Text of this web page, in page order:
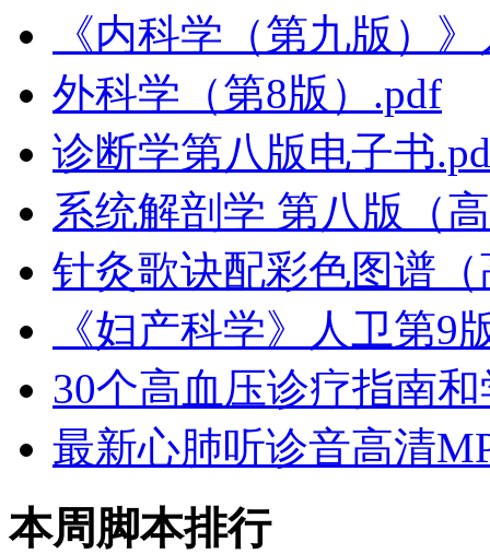
《内科学（第九版）
外科学（第8版）.pdf
诊断学第八版电子书
系统解剖学 第八版（
针灸歌诀配彩色图谱
《妇产科学》人卫第9
30个高血压诊疗指南
最新心肺听诊音高清
本周脚本排行